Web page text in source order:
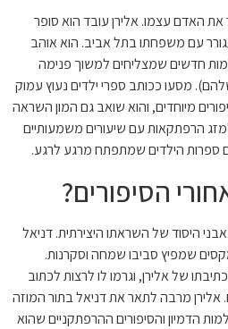
את האדם עצמו. אלירן עובד הוא סופר
ב-1987, וכיום מתגורר עם משפחתו בתל אביב. הוא אוהב
חדשים שמצליחים למשוך פנימה
מסעו ככותב ספרי ילדים נעוץ עמוק
מיוחדים, והוא שואב גם המון השראה
למזג הרפתקאות עם שיעורים משמעותיים
ספרות הילדים שמתפתח מרגע לרגע.
הסיפורים?
היסוד של השראתו היצירתית. דניאל
אהוב ומקסים שמפיץ סביבו שמחה וסקרנות.
של אלירן, וגרמו לו לרצות לכתוב
אלירן מרבה לתאר את דניאל בתור המוזה
הדמיון והסיפורים ההרפתקניים שהוא